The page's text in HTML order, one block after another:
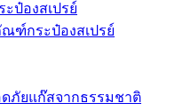
ป๋องสเปรย์
ฑ์กระป๋องสเปรย์
ภัยแก๊สจากธรรมชาติ